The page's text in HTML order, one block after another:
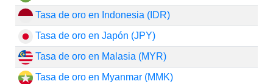
Tasa de oro en Indonesia (IDR)
Tasa de oro en Japón (JPY)
Tasa de oro en Malasia (MYR)
Tasa de oro en Myanmar (MMK)